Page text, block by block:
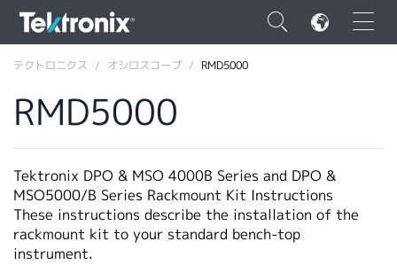
×
ENGLISH
FRANÇAIS
DEUTSCH
テクトロニクス オシロスコープ RMD5000
RMD5000
Tektronix DPO & MSO 4000B Series and DPO &
MSO5000/B Series Rackmount Kit Instructions
These instructions describe the installation of the
rackmount kit to your standard bench-top
instrument.